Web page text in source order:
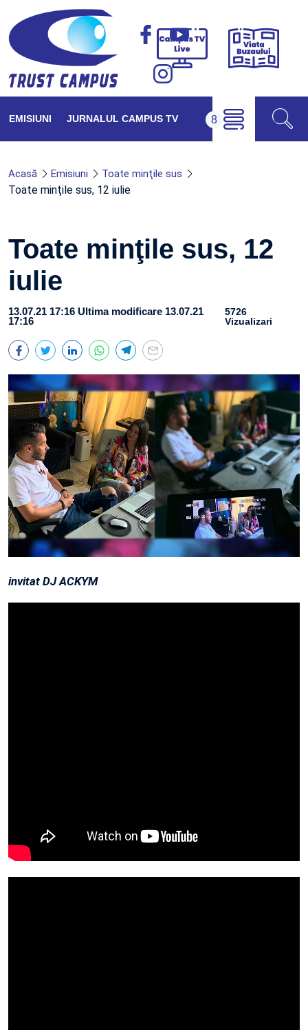
Campus
Viața
EMISIUNI JURNALUL CAMPUS TV
Acasă Emisiuni Toate minţile sus
Toate minţile sus, 12 iulie
Toate minţile sus, 12
iulie
13.07.21 17:16 Ultima modificare 13.07.21
17:16
5726
Vizualizari
invitat DJ ACKYM